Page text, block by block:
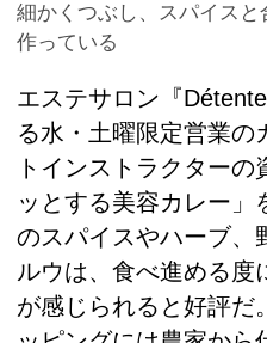
細かくつぶし、スパイス
作っている
エステサロン『
る水・土曜限定営業の
トインストラクター
ッとする美容カレー」
のスパイスやハーブ、
ルウは、食べ進める度
が感じられると好評だ